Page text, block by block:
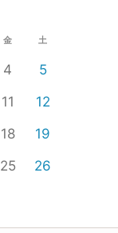
金 土
4
5
11
12
18
19
25
26